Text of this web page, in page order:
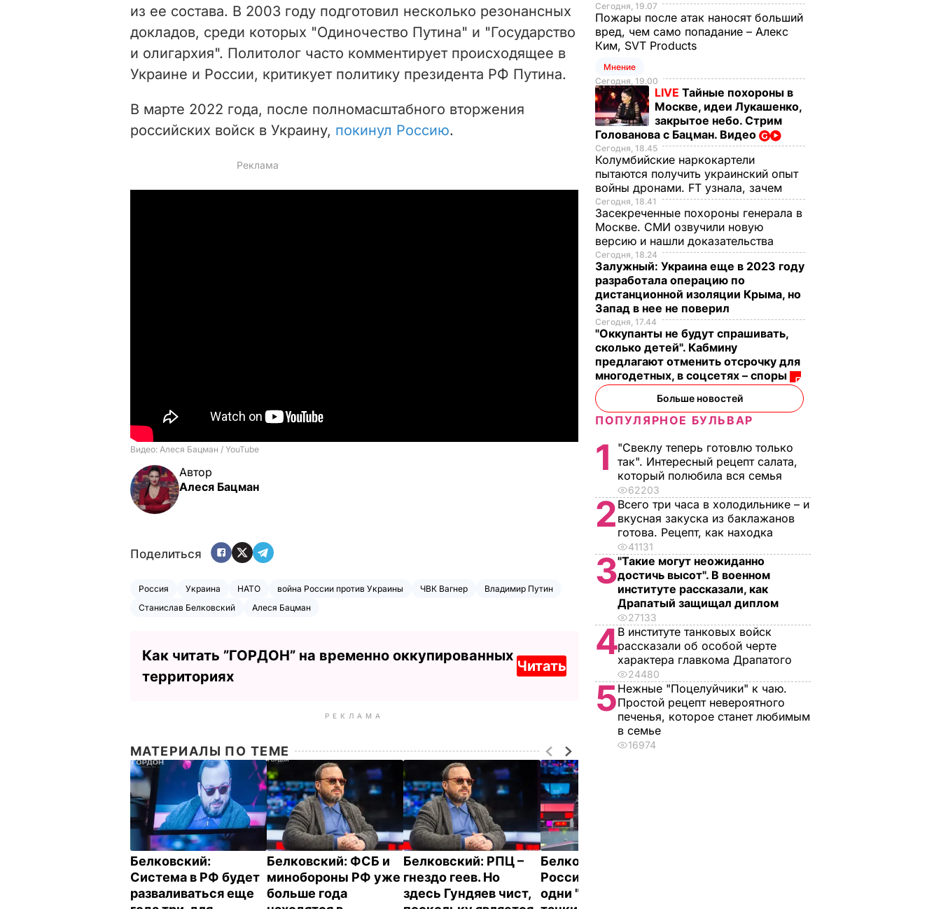
из ее состава. В 2003 году подготовил несколько резонансных
докладов, среди которых "Одиночество Путина" и "Государство
и олигархия". Политолог часто комментирует происходящее в
Украине и России, критикует политику президента РФ Путина.
В марте 2022 года, после полномасштабного вторжения
российских войск в Украину, покинул Россию.
Автор
Алеся Бацман
Поделиться
Россия Украина НАТО война России против Украины ЧВК Вагнер
Владимир Путин
Станислав Белковский
Алеся Бацман
Как читать ”ГОРДОН” на временно оккупированных
территориях
Читать
РЕКЛАМА
МАТЕРИАЛЫ ПО ТЕМЕ
Белковский:
Система в РФ будет
разваливаться еще
Белковский: ФСБ и
минобороны РФ уже
больше года
Белковский: РПЦ –
гнездо геев. Но
здесь Гундяев чист,
Белковский: В
России в бой идут
одни "старики" –
Сегодня, 19.07
Пожары после атак наносят больший
вред, чем само попадание – Алекс
Ким, SVT Products
Мнение
Сегодня, 19.00
LIVE Тайные похороны в
Москве, идеи Лукашенко,
закрытое небо. Стрим
Голованова с Бацман. Видео
Сегодня, 18.45
Колумбийские наркокартели
пытаются получить украинский опыт
войны дронами. FT узнала, зачем
Сегодня, 18.41
Засекреченные похороны генерала в
Москве. СМИ озвучили новую
версию и нашли доказательства
Сегодня, 18.24
Залужный: Украина еще в 2023 году
разработала операцию по
дистанционной изоляции Крыма, но
Запад в нее не поверил
Сегодня, 17.44
"Оккупанты не будут спрашивать,
сколько детей". Кабмину
предлагают отменить отсрочку для
многодетных, в соцсетях – споры
Больше новостей
ПОПУЛЯРНОЕ БУЛЬВАР
1
"Свеклу теперь готовлю только
так". Интересный рецепт салата,
который полюбила вся семья
62203
2 Всего три часа в холодильнике – и
вкусная закуска из баклажанов
готова. Рецепт, как находка
41131
3"Такие могут неожиданно
достичь высот". В военном
институте рассказали, как
Драпатый защищал диплом
27133
4В институте танковых войск
рассказали об особой черте
характера главкома Драпатого
24480
5Нежные "Поцелуйчики" к чаю.
Простой рецепт невероятного
печенья, которое станет любимым
в семье
16974